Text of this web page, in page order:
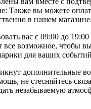
Также вы можете
в нашем магазине.
вас с 09:00 до
все возможное, чтобы
для ваших
дополнительные
не стесняйтесь
незабываемую